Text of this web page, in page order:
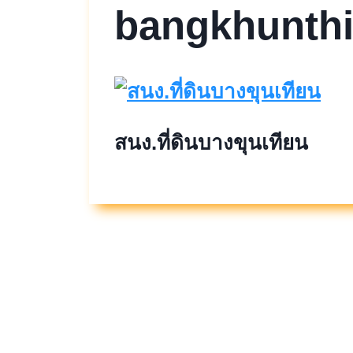
สนง.ที่ดินบางขุนเทียน